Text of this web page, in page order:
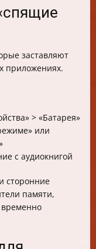
заставляют
приложениях.
> «Батарея»
или
с аудиокнигой
сторонние
памяти,